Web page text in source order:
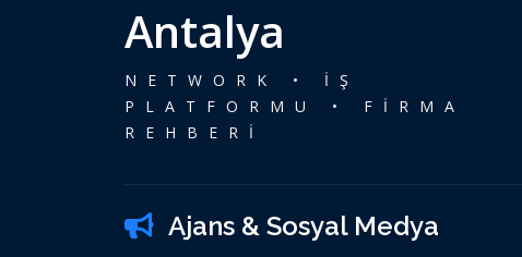
Antalya
NETWORK • İŞ
PLATFORMU • FİRMA
REHBERİ
Ajans & Sosyal Medya